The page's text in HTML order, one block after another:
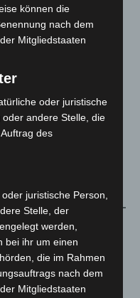
1.888
können die
nach dem
Mitgliedstaaten
oder juristische
andere Stelle, die
des
juristische Person,
Stelle, der
werden,
bei ihr um einen
die im Rahmen
nach dem
Mitgliedstaaten